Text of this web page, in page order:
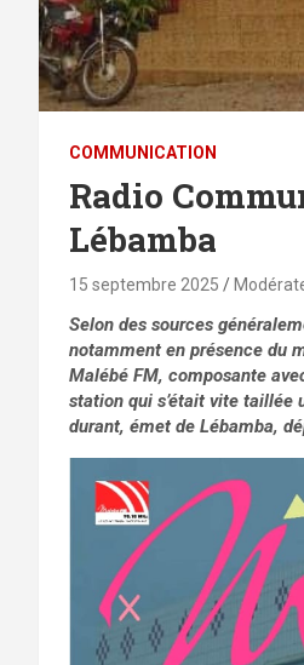
COMMUNICATION
Radio
Lébamba
15 septembre 2025
Selon des sources
notamment en présence du
Malébé FM, composante
station qui s’était vite taillée
durant, émet de Lébamba,